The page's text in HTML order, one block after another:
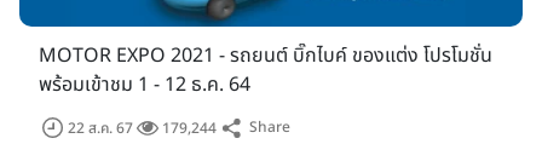
MOTOR EXPO 2021 - รถยนต์ บิ๊กไบค์ ของแต่ง โปรโมชั่น
พร้อมเข้าชม 1 - 12 ธ.ค. 64
22 ส.ค. 67 179,244 Share